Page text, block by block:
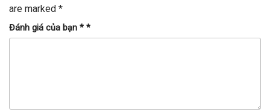
are marked *
Đánh giá của bạn * *